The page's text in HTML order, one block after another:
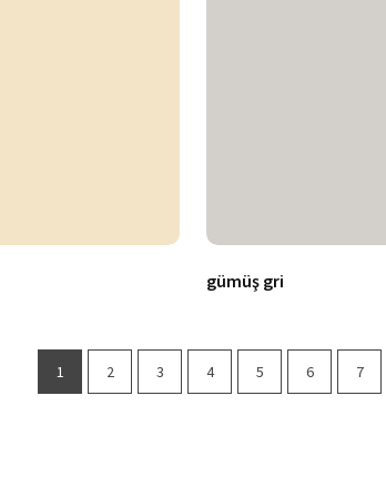
gümüş gri
1 2 3 4 5 6 7